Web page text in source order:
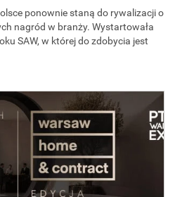
ponownie staną do rywalizacji o
nagród w branży. Wystartowała
SAW, w której do zdobycia jest